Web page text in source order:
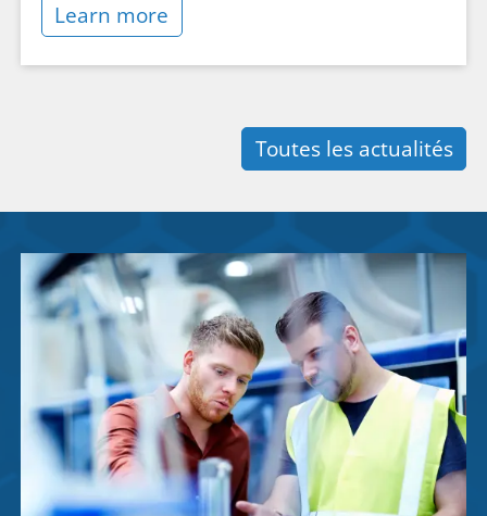
Learn more
Toutes les actualités